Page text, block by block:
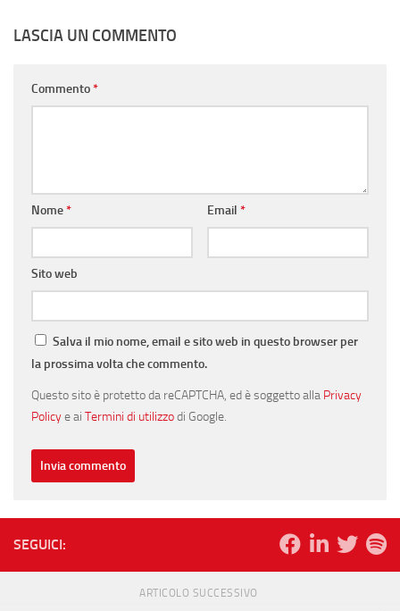
LASCIA UN COMMENTO
Commento*
Nome* Email *
Sito web
Salva il mio nome, email e sito web in questo browser per
la prossima volta che commento.
Questo sito è protetto da reCAPTCHA, ed è soggetto alla Privacy
Policye ai Termini di utilizzodi Google.
SEGUICI:
ARTICOLO SUCCESSIVO